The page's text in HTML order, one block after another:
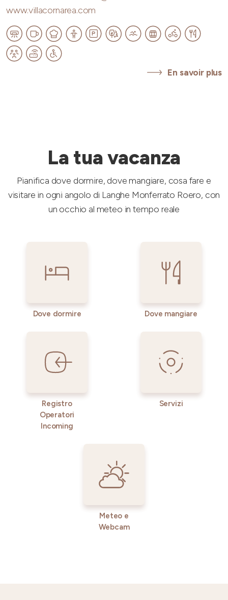
www.villacornarea.com
En savoir plus
La tua vacanza
Pianifica dove dormire, dove mangiare, cosa fare e
visitare in ogni angolo di Langhe Monferrato Roero, con
un occhio al meteo in tempo reale
Dove dormire Dove mangiare
Registro
Operatori
Incoming
Servizi
Meteo e
Webcam